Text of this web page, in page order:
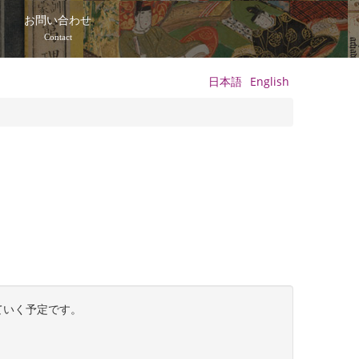
お問い合わせ
Contact
日本語 English
く予定です。